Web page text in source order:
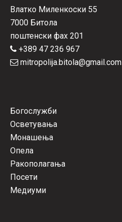
Влатко Миленкоски 55
7000 Битола
поштенски фах 201
+389 47 236 967
mitropolija.bitola@gmail.com
Богослужби
Осветувања
Монашења
Опела
Ракополагања
Посети
Медиуми